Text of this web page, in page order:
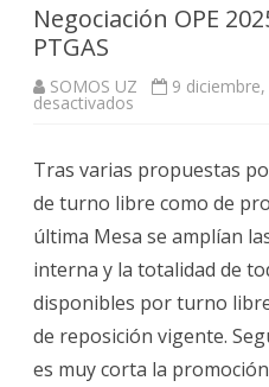
Negociación OPE
PTGAS
SOMOS UZ 9
desactivados
en
la
Mesa
de
PTGAS
Tras varias propuestas
de turno libre como de
última Mesa se amplían
interna y la totalidad de
disponibles por turno
de reposición vigente.
es muy corta la